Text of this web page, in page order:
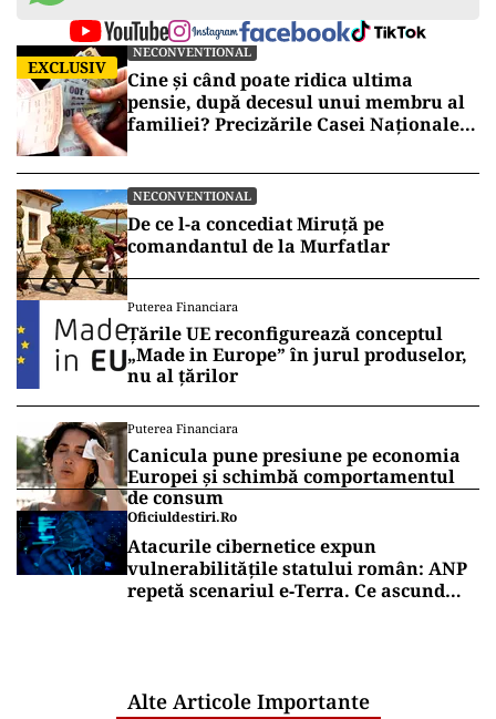
EXCLUSIV
NECONVENTIONAL
Cine și când poate ridica ultima
pensie, după decesul unui membru al
familiei? Precizările Casei Naționale
NECONVENTIONAL
De ce l-a concediat Miruță pe
comandantul de la Murfatlar
Puterea Financiara
Țările UE reconfigurează conceptul
„Made in Europe” în jurul produselor,
nu al țărilor
Puterea Financiara
Canicula pune presiune pe economia
Europei și schimbă comportamentul
de consum
Oficiuldestiri.ro
Atacurile cibernetice expun
vulnerabilitățile statului român: ANP
repetă scenariul e‑Terra. Ce ascund
Alte Articole Importante